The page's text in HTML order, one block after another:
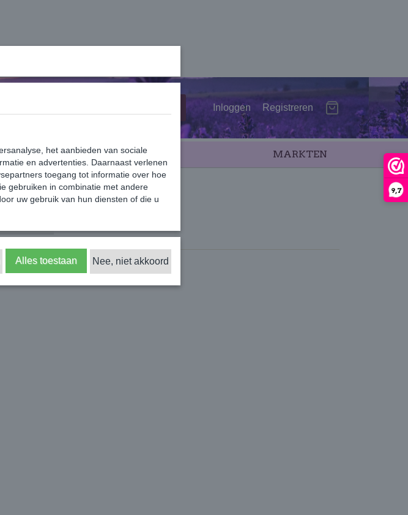
9,7
Inloggen Registreren
MARKTEN
Verzorging SALE
het aanbieden van sociale
en advertenties. Daarnaast verlenen
toegang tot informatie over hoe
gebruiken in combinatie met andere
uw gebruik van hun diensten of die u
Alles toestaan Nee, niet akkoord